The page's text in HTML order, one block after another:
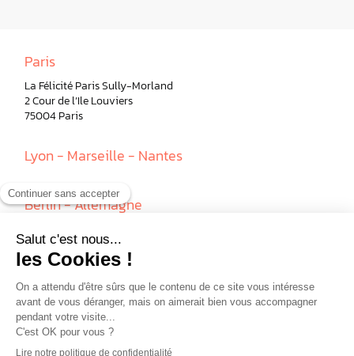
Paris
La Félicité Paris Sully-Morland
2 Cour de l’Ile Louviers
75004 Paris
Lyon - Marseille - Nantes
Berlin - Allemagne
Milan - Italie